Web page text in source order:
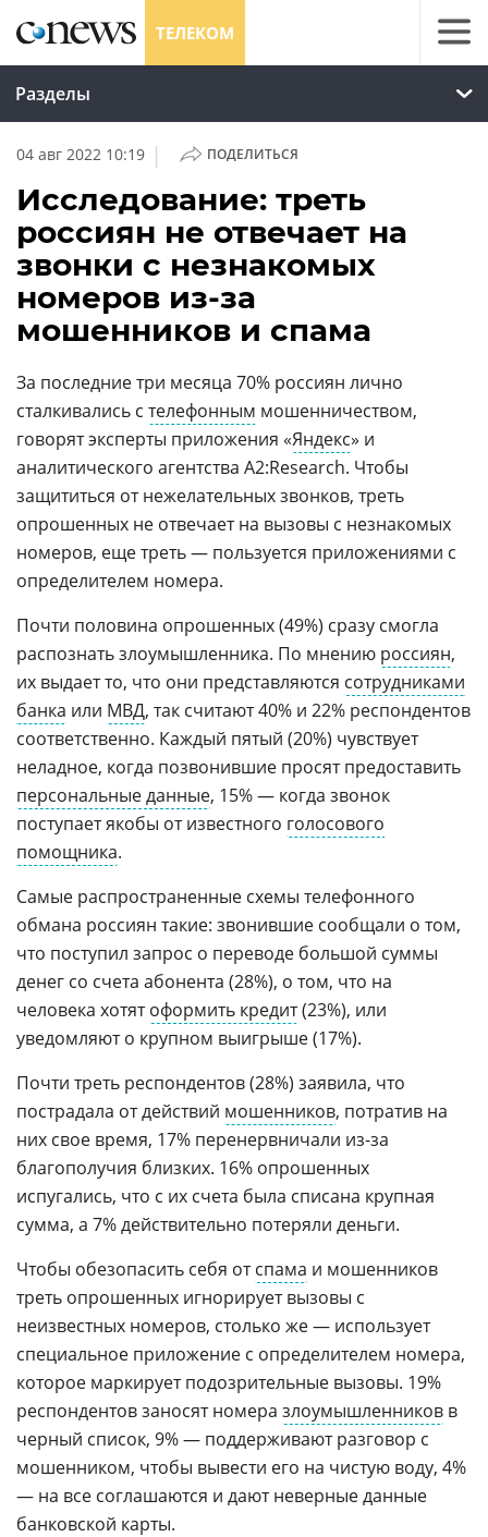
ТЕЛЕКОМ
Разделы
04 авг 2022 10:19 | ПОДЕЛИТЬСЯ
Исследование: треть
россиян не отвечает на
звонки с незнакомых
номеров из-за
мошенников и спама
За последние три месяца 70% россиян лично
сталкивались с телефонным мошенничеством,
говорят эксперты приложения «Яндекс» и
аналитического агентства А2:Research. Чтобы
защититься от нежелательных звонков, треть
опрошенных не отвечает на вызовы с незнакомых
номеров, еще треть — пользуется приложениями с
определителем номера.
Почти половина опрошенных (49%) сразу смогла
распознать злоумышленника. По мнению россиян,
их выдает то, что они представляются сотрудниками
банка или МВД, так считают 40% и 22% респондентов
соответственно. Каждый пятый (20%) чувствует
неладное, когда позвонившие просят предоставить
персональные данные, 15% — когда звонок
поступает якобы от известного голосового
помощника.
Самые распространенные схемы телефонного
обмана россиян такие: звонившие сообщали о том,
что поступил запрос о переводе большой суммы
денег со счета абонента (28%), о том, что на
человека хотятоформить кредит(23%), или
уведомляют о крупном выигрыше (17%).
Почти треть респондентов (28%) заявила, что
пострадала от действий мошенников, потратив на
них свое время, 17% перенервничали из-за
благополучия близких. 16% опрошенных
испугались, что с их счета была списана крупная
сумма, а 7% действительно потеряли деньги.
Чтобы обезопасить себя отспама и мошенников
треть опрошенных игнорирует вызовы с
неизвестных номеров, столько же — использует
специальное приложение с определителем номера,
которое маркирует подозрительные вызовы. 19%
респондентов заносят номера злоумышленников в
черный список, 9% — поддерживают разговор с
мошенником, чтобы вывести его на чистую воду, 4%
— на все соглашаются и дают неверные данные
банковской карты.